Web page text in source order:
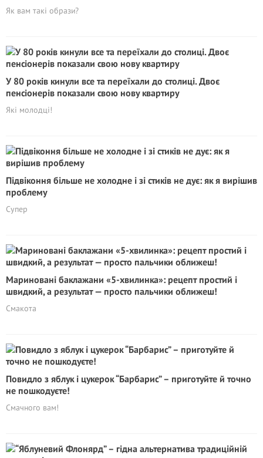
Як вам такі образи?
У 80 років кинули все та переїхали до столиці. Двоє
пенсіонерів показали свою нову квартиру
Які молодці!
Підвіконня більше не холодне і зі стиків не дує: як я вирішив
проблему
Супер
Мариновані баклажани «5-хвилинка»: рецепт простий і
швидкий, а результат — просто пальчики оближеш!
Смакота
Повидло з яблук і цукерок “Барбарис” – приготуйте й точно
не пошкодуєте!
Смачного вам!